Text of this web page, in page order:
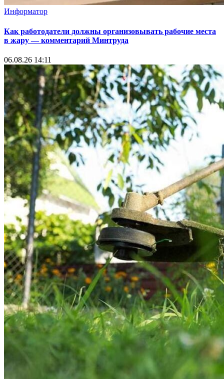
Информатор
Как работодатели должны организовывать рабочие места
в жару — комментарий Минтруда
06.08.26 14:11